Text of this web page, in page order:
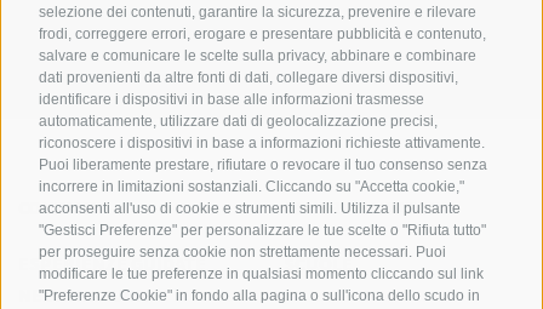
selezione dei contenuti, garantire la sicurezza, prevenire e rilevare
frodi, correggere errori, erogare e presentare pubblicità e contenuto,
salvare e comunicare le scelte sulla privacy, abbinare e combinare
dati provenienti da altre fonti di dati, collegare diversi dispositivi,
identificare i dispositivi in base alle informazioni trasmesse
automaticamente, utilizzare dati di geolocalizzazione precisi,
riconoscere i dispositivi in base a informazioni richieste attivamente.
Puoi liberamente prestare, rifiutare o revocare il tuo consenso senza
incorrere in limitazioni sostanziali. Cliccando su "Accetta cookie,"
acconsenti all'uso di cookie e strumenti simili. Utilizza il pulsante
"Gestisci Preferenze" per personalizzare le tue scelte o "Rifiuta tutto"
per proseguire senza cookie non strettamente necessari. Puoi
modificare le tue preferenze in qualsiasi momento cliccando sul link
"Preferenze Cookie" in fondo alla pagina o sull'icona dello scudo in
SOCIAL MEDIA POLICY | CREDITS | MAPPA DEL SITO | COOKIE POLICY | PRIVACY
Preferenze Cookies
CONTATTI CENTRI VISITATORI
ESPERIENZE GUIDATE
NELLA NATURA
SCUOLE